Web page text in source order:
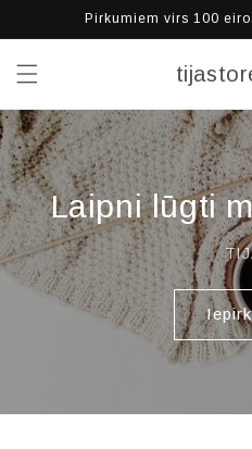
saturu
Pirkumiem virs 100
Laipni lūgti